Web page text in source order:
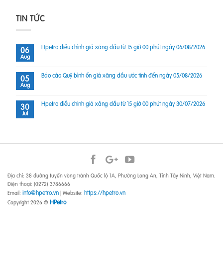
TIN TỨC
06
Aug
Hpetro điều chỉnh giá xăng dầu từ 15 giờ 00 phút ngày 06/08/2026
05
Aug
Báo cáo Quỹ bình ổn giá xăng dầu ước tính đến ngày 05/08/2026
30
Jul
Hpetro điều chỉnh giá xăng dầu từ 15 giờ 00 phút ngày 30/07/2026
Địa chỉ: 38 đường tuyến vòng tránh Quốc lộ 1A, Phường Long An, Tỉnh Tây Ninh, Việt Nam.
Điện thoại: (0272) 3786666
Email: info@hpetro.vn | Website: https://hpetro.vn
Copyright 2026 © HPetro